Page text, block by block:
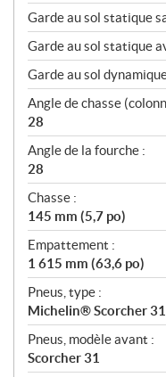
Garde au sol statique
Garde au sol statique
Garde au sol
Angle de chasse
28
Angle de la fourche :
28
Chasse :
145 mm (5,7 po)
Empattement :
1 615 mm (63,6 po)
Pneus, type :
Michelin® Scorcher
Pneus, modèle avant :
Scorcher 31